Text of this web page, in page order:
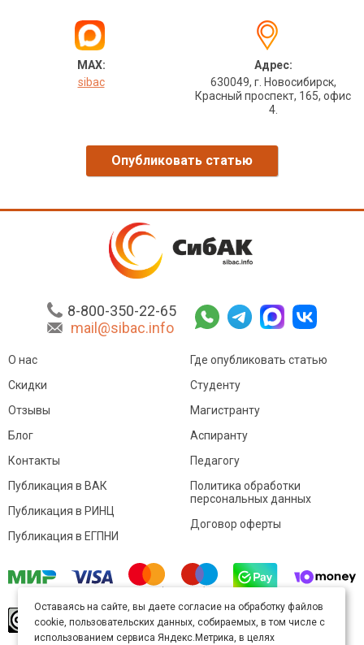
MAX:
sibac
Адрес:
630049, г. Новосибирск,
Красный проспект, 165, офис
4.
Опубликовать статью
8-800-350-22-65
mail@sibac.info
О нас
Скидки
Отзывы
Блог
Контакты
Где опубликовать статью
Студенту
Магистранту
Аспиранту
Педагогу
Публикация в ВАК
Публикация в РИНЦ
Публикация в ЕГПНИ
Политика обработки
персональных данных
Договор оферты
© Sibac.info 2026. Все права защищены.Это
произведение доступно полицензии Creative
Commons «Attribution» («Атрибуция») 4.0
Оставаясь на сайте, вы даете согласие на обработку файлов
cookie, пользовательских данных, собираемых, в том числе с
использованием сервиса Яндекс.Метрика, в целях